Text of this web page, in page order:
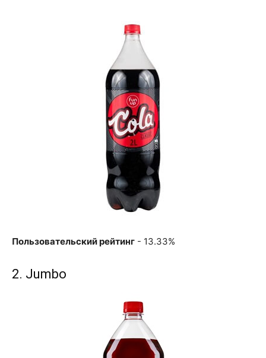
Пользовательский рейтинг - 13.33%
2. Jumbo